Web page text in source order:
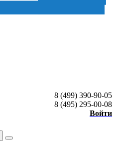
8 (499) 390-90-05
8 (495) 295-00-08
Войти